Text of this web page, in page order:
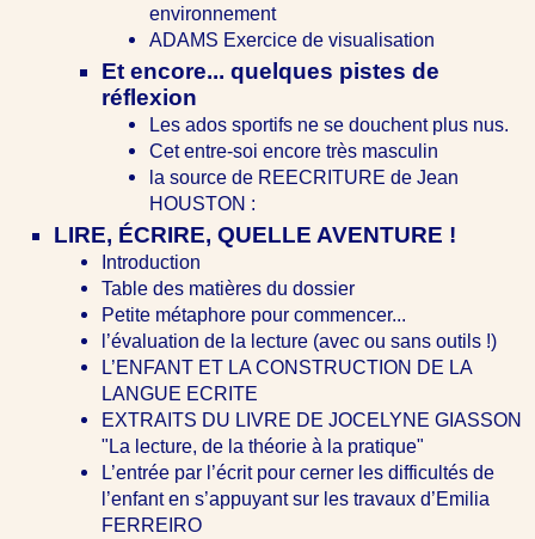
environnement
ADAMS Exercice de visualisation
Et encore... quelques pistes de
réflexion
Les ados sportifs ne se douchent plus nus.
Cet entre-soi encore très masculin
la source de REECRITURE de Jean
HOUSTON :
LIRE, ÉCRIRE, QUELLE AVENTURE !
Introduction
Table des matières du dossier
Petite métaphore pour commencer...
l’évaluation de la lecture (avec ou sans outils !)
L’ENFANT ET LA CONSTRUCTION DE LA
LANGUE ECRITE
EXTRAITS DU LIVRE DE JOCELYNE GIASSON
"La lecture, de la théorie à la pratique"
L’entrée par l’écrit pour cerner les difficultés de
l’enfant en s’appuyant sur les travaux d’Emilia
FERREIRO